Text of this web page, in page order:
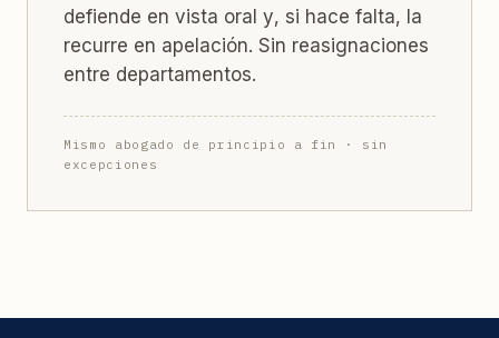
defiende en vista oral y, si hace falta, la
recurre en apelación. Sin reasignaciones
entre departamentos.
Mismo abogado de principio a fin · sin
excepciones